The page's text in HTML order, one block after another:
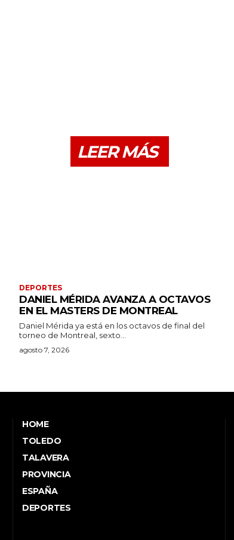
LEER MÁS
DEPORTES
DANIEL MÉRIDA AVANZA A OCTAVOS
EN EL MASTERS DE MONTREAL
Daniel Mérida ya está en los octavos de final del
torneo de Montreal, sexto...
agosto 7, 2026
HOME
TOLEDO
TALAVERA
PROVINCIA
ESPAÑA
DEPORTES